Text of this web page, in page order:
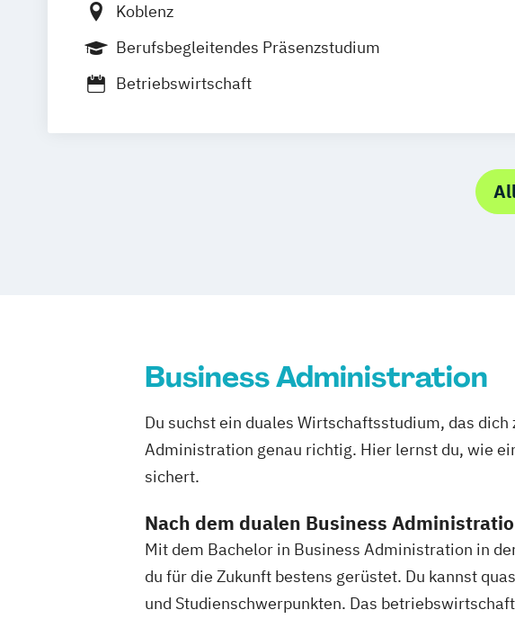
Koblenz
Berufsbegleitendes Präsenzstudium
Betriebswirtschaft
Business Administration
Du suchst ein duales Wirtschaftsstudium, das
Administration genau richtig. Hier lernst du, wie
sichert.
Nach dem dualen Business
Mit dem Bachelor in Business Administration in
du für die Zukunft bestens gerüstet. Du kannst
und Studienschwerpunkten. Das